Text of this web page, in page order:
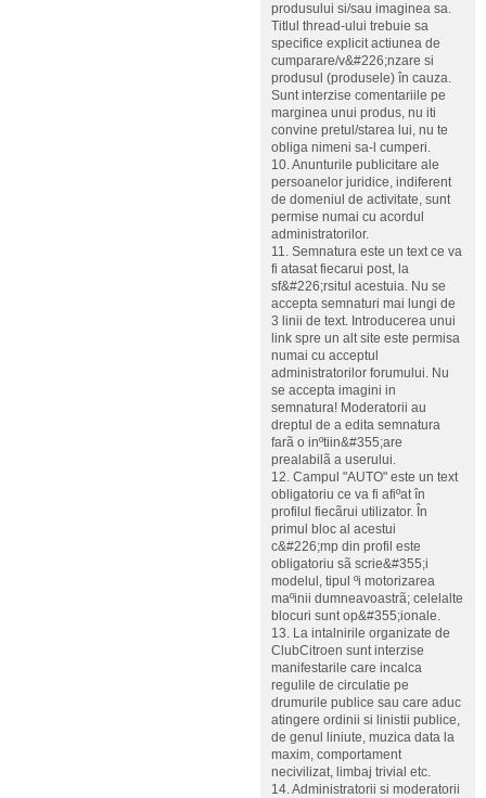
produsului si/sau imaginea sa.
Titlul thread-ului trebuie sa
specifice explicit actiunea de
cumparare/v&#226;nzare si
produsul (produsele) în cauza.
Sunt interzise comentariile pe
marginea unui produs, nu iti
convine pretul/starea lui, nu te
obliga nimeni sa-l cumperi.
10. Anunturile publicitare ale
persoanelor juridice, indiferent
de domeniul de activitate, sunt
permise numai cu acordul
administratorilor.
11. Semnatura este un text ce va
fi atasat fiecarui post, la
sf&#226;rsitul acestuia. Nu se
accepta semnaturi mai lungi de
3 linii de text. Introducerea unui
link spre un alt site este permisa
numai cu acceptul
administratorilor forumului. Nu
se accepta imagini in
semnatura! Moderatorii au
dreptul de a edita semnatura
farã o inºtiin&#355;are
prealabilã a userului.
12. Campul "AUTO" este un text
obligatoriu ce va fi afiºat în
profilul fiecãrui utilizator. În
primul bloc al acestui
c&#226;mp din profil este
obligatoriu sã scrie&#355;i
modelul, tipul ºi motorizarea
maºinii dumneavoastrã; celelalte
blocuri sunt op&#355;ionale.
13. La intalnirile organizate de
ClubCitroen sunt interzise
manifestarile care incalca
regulile de circulatie pe
drumurile publice sau care aduc
atingere ordinii si linistii publice,
de genul liniute, muzica data la
maxim, comportament
necivilizat, limbaj trivial etc.
14. Administratorii si moderatorii